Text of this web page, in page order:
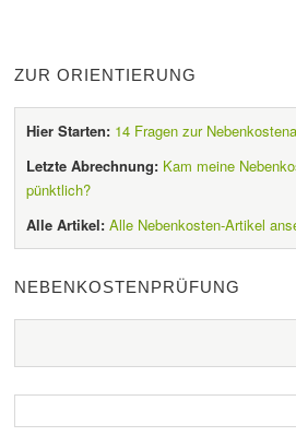
ZUR ORIENTIERUNG
Hier Starten: 14 Fragen zur
Letzte Abrechnung: Kam meine
pünktlich?
Alle Artikel: Alle Nebenkosten-Artikel
NEBENKOSTENPRÜFUNG